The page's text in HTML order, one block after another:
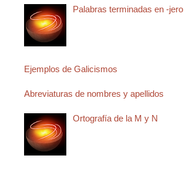
Palabras terminadas en -jero
Ejemplos de Galicismos
Abreviaturas de nombres y apellidos
Ortografía de la M y N